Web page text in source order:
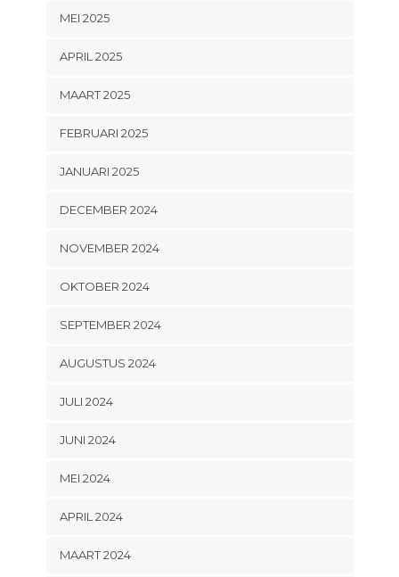
MEI 2025
APRIL 2025
MAART 2025
FEBRUARI 2025
JANUARI 2025
DECEMBER 2024
NOVEMBER 2024
OKTOBER 2024
SEPTEMBER 2024
AUGUSTUS 2024
JULI 2024
JUNI 2024
MEI 2024
APRIL 2024
MAART 2024